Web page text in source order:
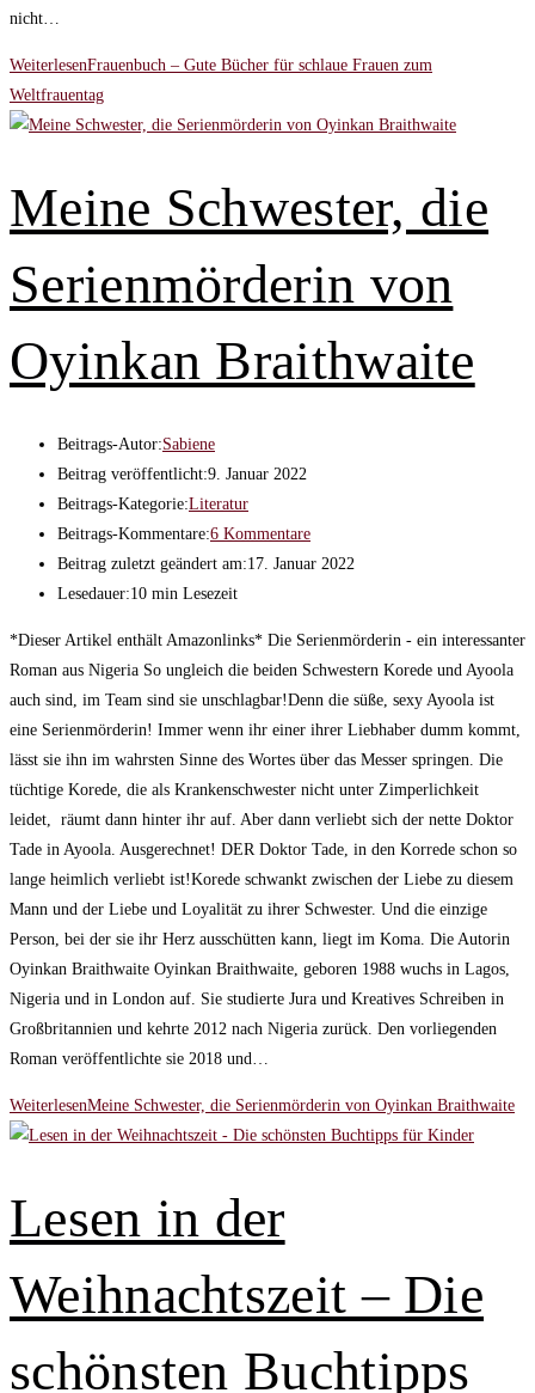
nicht…
WeiterlesenFrauenbuch – Gute Bücher für schlaue Frauen zum
Weltfrauentag
Meine Schwester, die
Serienmörderin von
Oyinkan Braithwaite
Beitrags-Autor:Sabiene
Beitrag veröffentlicht:9. Januar 2022
Beitrags-Kategorie:Literatur
Beitrags-Kommentare:6 Kommentare
Beitrag zuletzt geändert am:17. Januar 2022
Lesedauer:10 min Lesezeit
*Dieser Artikel enthält Amazonlinks* Die Serienmörderin - ein interessanter
Roman aus Nigeria So ungleich die beiden Schwestern Korede und Ayoola
auch sind, im Team sind sie unschlagbar!Denn die süße, sexy Ayoola ist
eine Serienmörderin! Immer wenn ihr einer ihrer Liebhaber dumm kommt,
lässt sie ihn im wahrsten Sinne des Wortes über das Messer springen. Die
tüchtige Korede, die als Krankenschwester nicht unter Zimperlichkeit
leidet, räumt dann hinter ihr auf. Aber dann verliebt sich der nette Doktor
Tade in Ayoola. Ausgerechnet! DER Doktor Tade, in den Korrede schon so
lange heimlich verliebt ist!Korede schwankt zwischen der Liebe zu diesem
Mann und der Liebe und Loyalität zu ihrer Schwester. Und die einzige
Person, bei der sie ihr Herz ausschütten kann, liegt im Koma. Die Autorin
Oyinkan Braithwaite Oyinkan Braithwaite, geboren 1988 wuchs in Lagos,
Nigeria und in London auf. Sie studierte Jura und Kreatives Schreiben in
Großbritannien und kehrte 2012 nach Nigeria zurück. Den vorliegenden
Roman veröffentlichte sie 2018 und…
WeiterlesenMeine Schwester, die Serienmörderin von Oyinkan Braithwaite
Lesen in der
Weihnachtszeit – Die
schönsten Buchtipps